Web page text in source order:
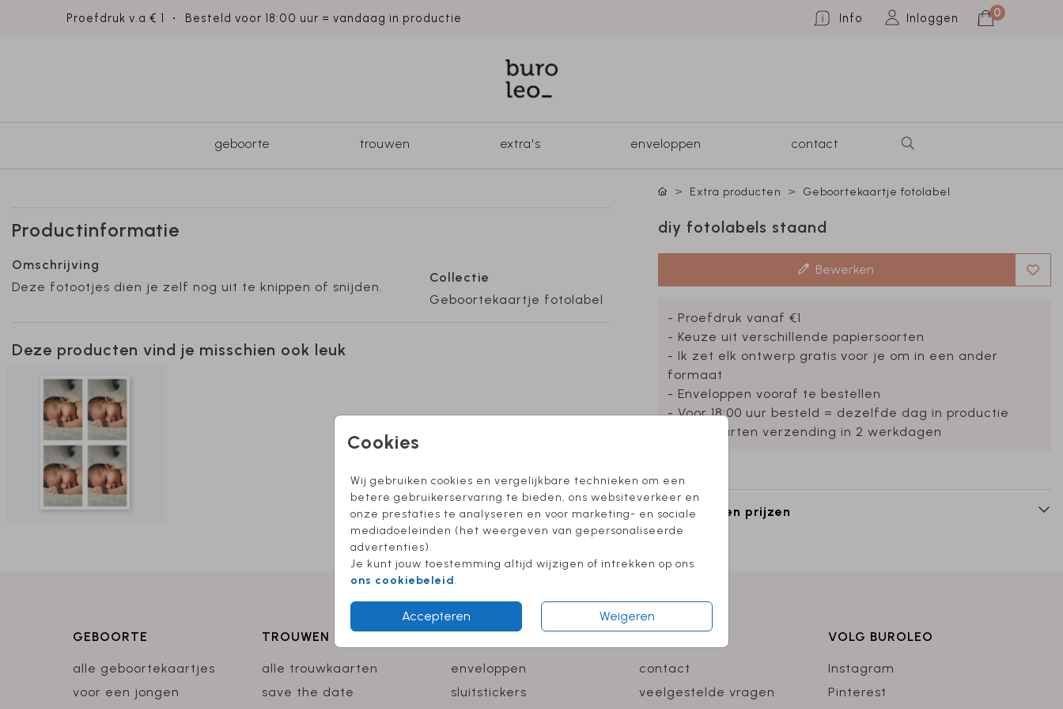
Proefdruk v.a € 1 Besteld voor 18:00 uur = vandaag in productie Info Inloggen 0
geboorte trouwen extra's enveloppen contact
Cookies
Wij gebruiken cookies en vergelijkbare technieken om een
betere gebruikerservaring te bieden, ons websiteverkeer en
onze prestaties te analyseren en voor marketing- en sociale
mediadoeleinden (het weergeven van gepersonaliseerde
advertenties).
Je kunt jouw toestemming altijd wijzigen of intrekken op ons
ons cookiebeleid.
Accepteren Weigeren
Productinformatie
Omschrijving
Deze fotootjes dien je zelf nog uit te knippen of snijden.
Collectie
Geboortekaartje fotolabel
Deze producten vind je misschien ook leuk
Extra producten Geboortekaartje fotolabel
diy fotolabels staand
Bewerken
- Proefdruk vanaf €1
- Keuze uit verschillende papiersoorten
- Ik zet elk ontwerp gratis voor je om in een ander
formaat
- Enveloppen vooraf te bestellen
- Voor 18:00 uur besteld = dezelfde dag in productie
- Foliekaarten verzending in 2 werkdagen
Formaten en prijzen
GEBOORTE
alle geboortekaartjes
voor een jongen
TROUWEN
alle trouwkaarten
save the date
ACCESSOIRES
enveloppen
sluitstickers
INFO
contact
veelgestelde vragen
VOLG BUROLEO
Instagram
Pinterest